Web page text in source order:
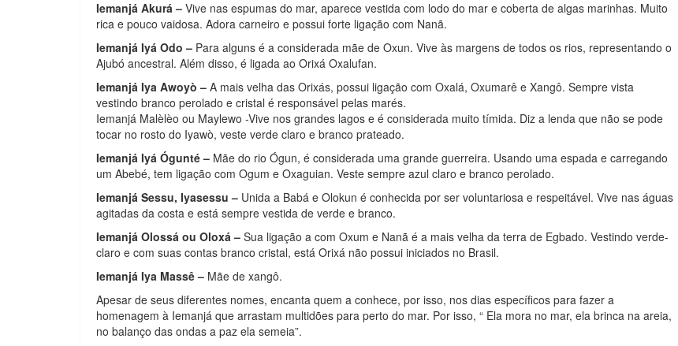
Iemanjá Akurá – Vive nas espumas do mar, aparece vestida com lodo do mar e coberta de algas marinhas. Muito
rica e pouco vaidosa. Adora carneiro e possui forte ligação com Nanã.
Iemanjá Iyá Odo – Para alguns é a considerada mãe de Oxun. Vive às margens de todos os rios, representando o
Ajubó ancestral. Além disso, é ligada ao Orixá Oxalufan.
Iemanjá Iya Awoyò – A mais velha das Orixás, possui ligação com Oxalá, Oxumarê e Xangô. Sempre vista
vestindo branco perolado e cristal é responsável pelas marés.
Iemanjá Malèlèo ou Maylewo -Vive nos grandes lagos e é considerada muito tímida. Diz a lenda que não se pode
tocar no rosto do Iyawò, veste verde claro e branco prateado.
Iemanjá Iyá Ógunté – Mãe do rio Ógun, é considerada uma grande guerreira. Usando uma espada e carregando
um Abebé, tem ligação com Ogum e Oxaguian. Veste sempre azul claro e branco perolado.
Iemanjá Sessu, Iyasessu – Unida a Babá e Olokun é conhecida por ser voluntariosa e respeitável. Vive nas águas
agitadas da costa e está sempre vestida de verde e branco.
Iemanjá Olossá ou Oloxá – Sua ligação a com Oxum e Nanã é a mais velha da terra de Egbado. Vestindo verde-
claro e com suas contas branco cristal, está Orixá não possui iniciados no Brasil.
Iemanjá Iya Massê – Mãe de xangô.
Apesar de seus diferentes nomes, encanta quem a conhece, por isso, nos dias específicos para fazer a
homenagem à Iemanjá que arrastam multidões para perto do mar. Por isso, “ Ela mora no mar, ela brinca na areia,
no balanço das ondas a paz ela semeia”.